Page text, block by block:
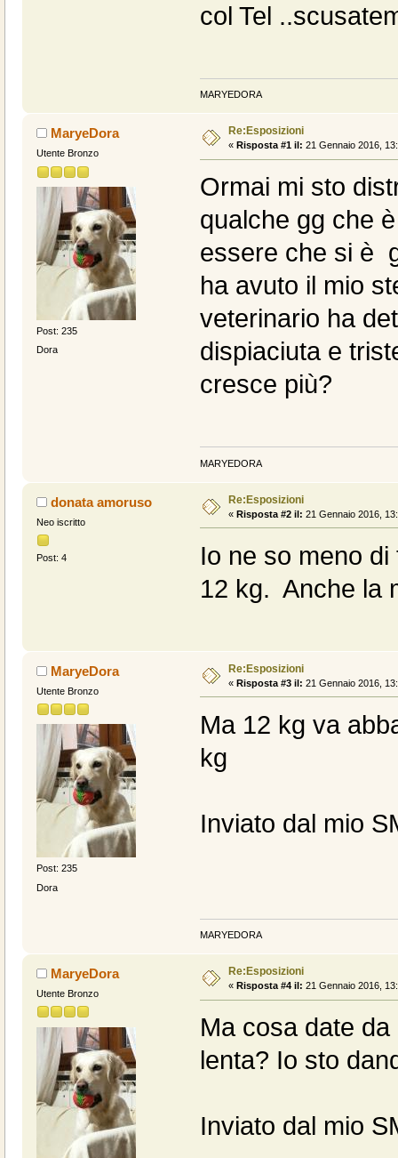
col Tel
MARYEDORA
MaryeDora
Utente Bronzo
Post: 235
Dora
Re:Esposizioni
« Risposta #1 il: 21 Gennaio 2016,
Ormai mi sto
qualche gg che
essere che si è
ha avuto il mio
veterinario ha
dispiaciuta e
cresce più?
MARYEDORA
donata amoruso
Neo iscritto
Post: 4
Re:Esposizioni
« Risposta #2 il: 21 Gennaio 2016,
Io ne so meno
12 kg. Anche la
MaryeDora
Utente Bronzo
Post: 235
Dora
Re:Esposizioni
« Risposta #3 il: 21 Gennaio 2016,
Ma 12 kg va
kg
Inviato dal mio
MARYEDORA
MaryeDora
Utente Bronzo
Re:Esposizioni
« Risposta #4 il: 21 Gennaio 2016,
Ma cosa date
lenta? Io sto
Inviato dal mio